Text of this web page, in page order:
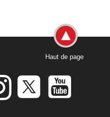
Haut de page